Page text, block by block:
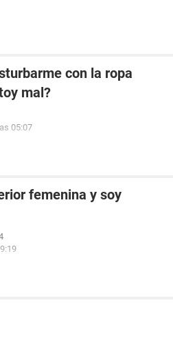
con la ropa
mal?
05:07
femenina y soy